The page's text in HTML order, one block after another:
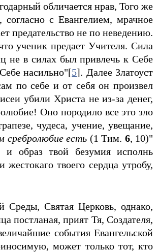
обличается нрав, Того же
с Евангелием, мрачное
предательство не по неведению.
ученик предает Учителя. Сила
не в силах был привлечь к Себе
насильно"[5]. Далее Златоуст
по себе и от себя он произвел
убили Христа не из-за денег,
Оно породило все это зло
чудеса, учение, увещание,
сребролюбие есть (1 Тим. 6, 10)"
и образ твой безумия исполнь
твоего сердца утробу,
Среды, Святая Церковь, однако,
постланая, прият Тя, Создателя,
события Евангельской
может только тот, кто